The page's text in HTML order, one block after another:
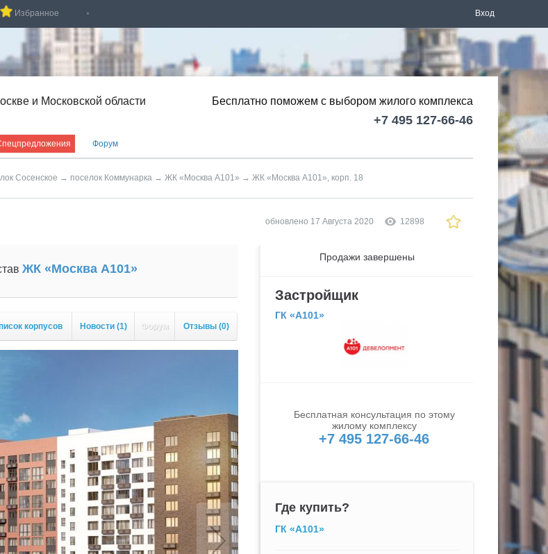
Избранное Вход
и Московской области Бесплатно поможем с выбором жилого комплекса
+7 495 127-66-46
Форум
Сосенское → поселок Коммунарка → ЖК «Москва А101» → ЖК «Москва А101», корп. 18
обновлено 17 Августа 2020 12898
ЖК «Москва А101»
корпусов Новости (1) Форум Отзывы (0)
Продажи завершены
Застройщик
ГК «А101»
Бесплатная консультация по этому
жилому комплексу
+7 495 127-66-46
Где купить?
ГК «А101»